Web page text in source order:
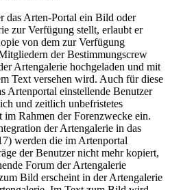
das Arten-Portal ein Bild oder
zur Verfügung stellt, erlaubt er
von dem zur Verfügung
der Bestimmungscrew
Artengalerie hochgeladen und mit
Text versehen wird. Auch für diese
Artenportal einstellende Benutzer
und zeitlich unbefristetes
im Rahmen der Forenzwecke ein.
der Artengalerie in das
werden die im Artenportal
der Benutzer nicht mehr kopiert,
Forum der Artengalerie
Bild erscheint in der Artengalerie